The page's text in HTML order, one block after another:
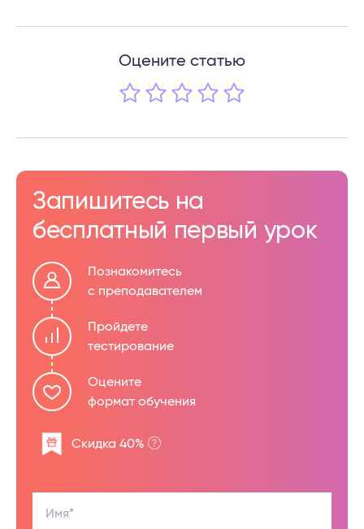
Оцените статью
Запишитесь на
бесплатный первый урок
Познакомитесь
с преподавателем
Пройдете
тестирование
Оцените
формат обучения
Скидка 40%
Имя*